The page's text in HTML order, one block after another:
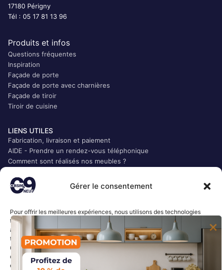
Gérer le consentement
Pour offrir les meilleures expériences, nous utilisons des technologies
telles que les cookies pour stocker et/ou accéder aux informations des
appareils. Le fait de consentir à ces technologies nous permettra de
traiter des données telles que le comportement de navigation ou les ID
uniques sur ce site. Le fait de ne pas consentir ou de retirer son
consentement peut avoir un effet négatif sur certaines caractéristiques
et fonctions.
17180 Périgny
Tél : 05 17 81 13 96
Produits et infos
Questions fréquentes
Inspiration
Façade de porte
Façade de porte avec charnières
Façade de tiroir
Tiroir de cuisine
LIENS UTILES
Fabrication, livraison et paiement
AIDE - Prendre un rendez-vous téléphonique
Comment sont réalisés nos meubles ?
CGV
Mentions légales
Plan du site
Accès Presse
LIENS RAPIDES
Accueil
Mon compte